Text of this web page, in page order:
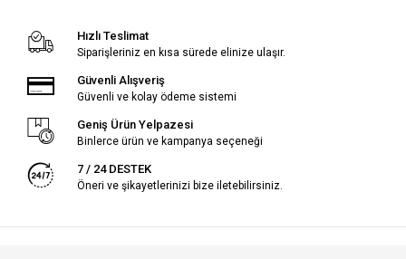
Hızlı Teslimat
Siparişleriniz en kısa sürede elinize ulaşır.
Güvenli Alışveriş
Güvenli ve kolay ödeme sistemi
Geniş Ürün Yelpazesi
Binlerce ürün ve kampanya seçeneği
7 / 24 DESTEK
Öneri ve şikayetlerinizi bize iletebilirsiniz.